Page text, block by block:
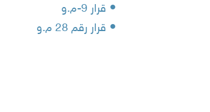
• قرار 9-م.و
• قرار رقم 28 م.و